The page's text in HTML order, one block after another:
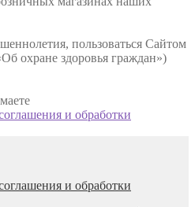
пользоваться Сайтом
охране здоровья граждан»)
и обработки
и обработки